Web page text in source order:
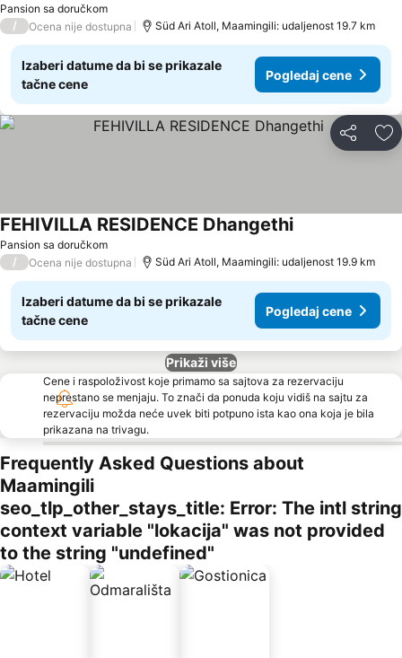
Pansion sa doručkom
/ Ocena nije dostupna Süd Ari Atoll, Maamingili: udaljenost 19.7 km
Izaberi datume da bi se prikazale
tačne cene
Pogledaj cene
Deli
Pansion sa doručkom
FEHIVILLA RESIDENCE Dhangethi
/ Ocena nije dostupna Süd Ari Atoll, Maamingili: udaljenost 19.9 km
Izaberi datume da bi se prikazale
tačne cene
Pogledaj cene
Prikaži više
Cene i raspoloživost koje primamo sa sajtova za rezervaciju
neprestano se menjaju. To znači da ponuda koju vidiš na sajtu za
rezervaciju možda neće uvek biti potpuno ista kao ona koja je bila
prikazana na trivagu.
Frequently Asked Questions about
Maamingili
seo_tlp_other_stays_title: Error: The intl string
context variable "lokacija" was not provided
to the string "undefined"